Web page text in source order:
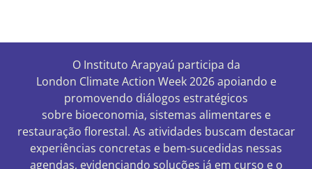
O Instituto Arapyaú participa da
London Climate Action Week2026 apoiando e
promovendo diálogos estratégicos
sobre bioeconomia, sistemas alimentares e
restauração florestal. As atividades buscam destacar
experiências concretas e bem-sucedidas nessas
agendas, evidenciando soluções já em curso e o